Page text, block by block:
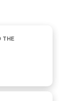
THE